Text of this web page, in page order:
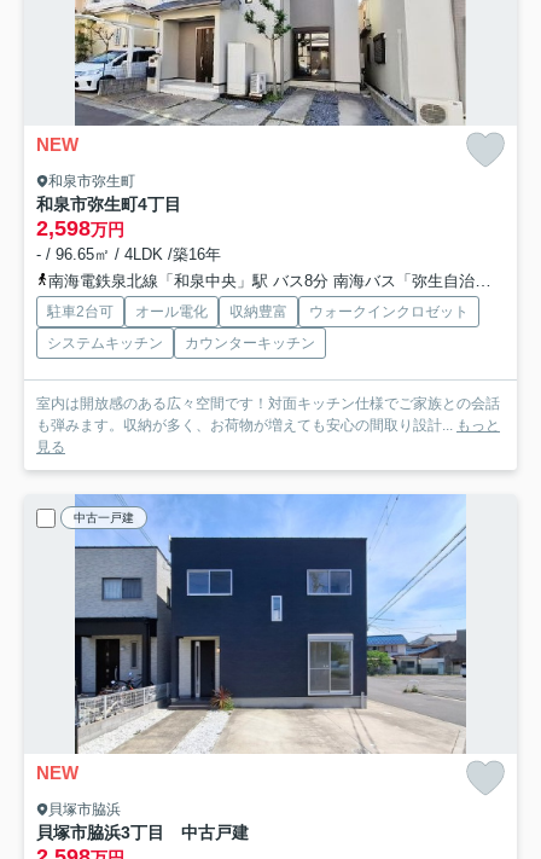
NEW
和泉市弥生町
和泉市弥生町4丁目
2,598万円
- / 96.65㎡ / 4LDK /築16年
南海電鉄泉北線「和泉中央」駅 バス8分 南海バス「弥生自治会館前」 停歩6分
駐車2台可 オール電化 収納豊富
ウォークインクロゼット
システムキッチン
カウンターキッチン
室内は開放感のある広々空間です！対面キッチン仕様でご家族との会話
も弾みます。収納が多く、お荷物が増えても安心の間取り設計... もっと
見る
中古一戸建
NEW
貝塚市脇浜
貝塚市脇浜3丁目 中古戸建